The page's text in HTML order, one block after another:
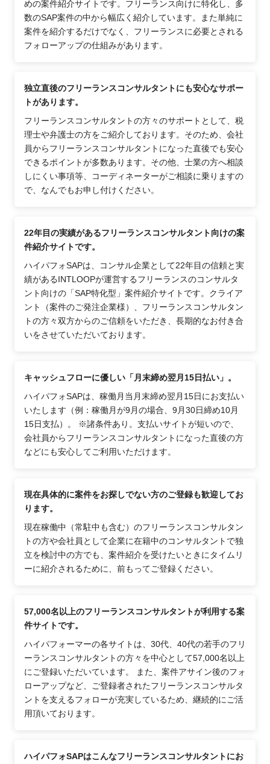
めの案件紹介サイトです。フリーランス向けに特化し、多
数のSAP案件の中から幅広く紹介しています。また単純に
案件を紹介するだけでなく、フリーランスに必要とされる
フォローアップの仕組みがあります。
独立直後のフリーランスコンサルタントにも安心なサポー
トがあります。
フリーランスコンサルタントの方々のサポートとして、税
理士や弁護士の方をご紹介しております。そのため、会社
員からフリーランスコンサルタントになった直後でも安心
できるポイントが多数あります。その他、士業の方へ相談
しにくい事項等、コーディネーターがご相談に乗りますの
で、なんでもお申し付けください。
22年目の実績があるフリーランスコンサルタント向けの案
件紹介サイトです。
ハイパフォSAPは、コンサル企業として22年目の信頼と実
績があるINTLOOPが運営するフリーランスのコンサルタ
ント向けの「SAP特化型」案件紹介サイトです。クライア
ント（案件のご発注企業様）、フリーランスコンサルタン
トの方々双方からのご信頼をいただき、長期的なお付き合
いをさせていただいております。
キャッシュフローに優しい「月末締め翌月15日払い」。
ハイパフォSAPは、稼働月当月末締め翌月15日にお支払い
いたします（例：稼働月が9月の場合、9月30日締め10月
15日支払）。 ※諸条件あり。支払いサイトが短いので、
会社員からフリーランスコンサルタントになった直後の方
などにも安心してご利用いただけます。
現在具体的に案件をお探しでない方のご登録も歓迎してお
ります。
現在稼働中（常駐中も含む）のフリーランスコンサルタン
トの方や会社員として企業に在籍中のコンサルタントで独
立を検討中の方でも、案件紹介を受けたいときにタイムリ
ーに紹介されるために、前もってご登録ください。
57,000名以上のフリーランスコンサルタントが利用する案
件サイトです。
ハイパフォーマーの各サイトは、30代、40代の若手のフリ
ーランスコンサルタントの方々を中心として57,000名以上
にご登録いただいています。 また、案件アサイン後のフォ
ローアップなど、ご登録者されたフリーランスコンサルタ
ントを支えるフォローが充実しているため、継続的にご活
用頂いております。
ハイパフォSAPはこんなフリーランスコンサルタントにお